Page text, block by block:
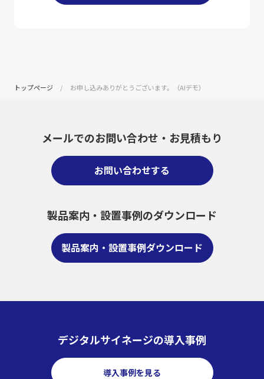
トップページ お申し込みありがとうございます。（AIデモ）
メールでのお問い合わせ・ お見積もり
お問い合わせする
製品案内・設置事例のダウンロード
製品案内・設置事例ダウンロード
デジタルサイネージの導入事例
導入事例を見る